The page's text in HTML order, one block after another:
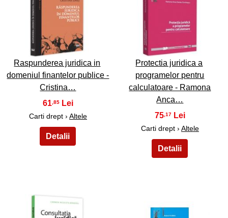
Raspunderea juridica in
domeniul finantelor publice -
Cristina…
61 ,85
Carti drept › Altele
14
Protectia juridica a
programelor pentru
calculatoare - Ramona
Anca…
75,17
Carti drept › Altele